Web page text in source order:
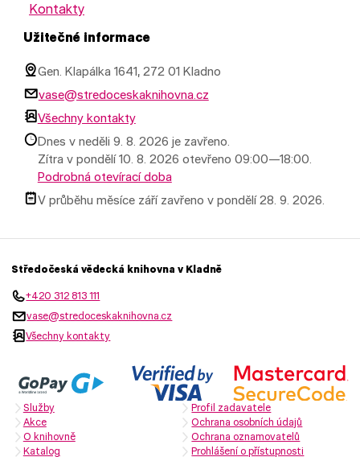
Kontakty
Užitečné informace
Gen. Klapálka 1641, 272 01 Kladno
vase@stredoceskaknihovna.cz
Všechny kontakty
Dnes v neděli 9. 8. 2026 je zavřeno.
Zítra v pondělí 10. 8. 2026 otevřeno 09:00—18:00.
Podrobná otevírací doba
V průběhu měsíce září zavřeno v pondělí 28. 9. 2026.
Středočeská vědecká knihovna v Kladně
+420 312 813 111
vase@stredoceskaknihovna.cz
Všechny kontakty
Služby
Akce
O knihovně
Katalog
Profil zadavatele
Ochrana osobních údajů
Ochrana oznamovatelů
Prohlášení o přístupnosti